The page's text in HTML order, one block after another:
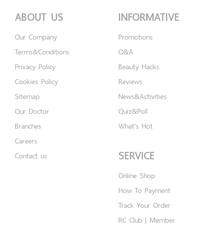
ABOUT US
Our Company
Terms&Conditions
Privacy Policy
Cookies Policy
Sitemap
Our Doctor
Branches
Careers
Contact us
INFORMATIVE
Promotions
Q&A
Beauty Hacks
Reviews
News&Activities
Quiz&Poll
What's Hot
SERVICE
Online Shop
How To Payment
Track Your Order
RC Club | Member